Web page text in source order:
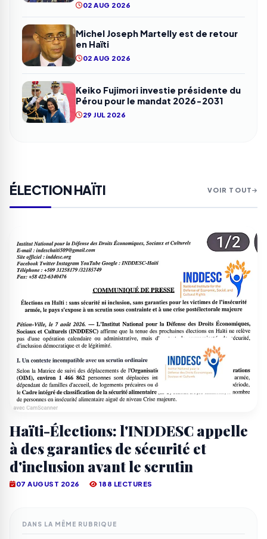
02 AUG 2026
Michel Joseph Martelly est de retour
en Haïti
02 AUG 2026
Keiko Fujimori investie présidente du
Pérou pour le mandat 2026-2031
29 JUL 2026
ÉLECTION HAÏTI VOIR TOUT
Haïti-Élections: l'INDDESC appelle
à des garanties de sécurité et
d'inclusion avant le scrutin
07 AUGUST 2026 188 LECTURES
DANS LA MÊME RUBRIQUE